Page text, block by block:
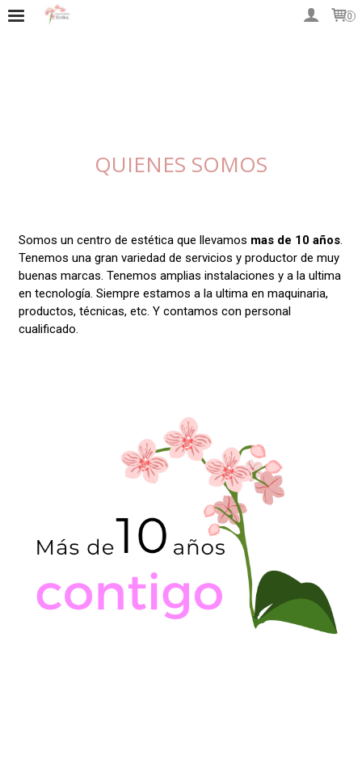
0
QUIENES SOMOS
Somos un centro de estética que llevamos mas de 10 años.
Tenemos una gran variedad de servicios y productor de muy
buenas marcas. Tenemos amplias instalaciones y a la ultima
en tecnología. Siempre estamos a la ultima en maquinaria,
productos, técnicas, etc. Y contamos con personal
cualificado.